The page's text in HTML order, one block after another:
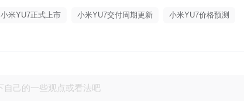
小米YU7正式上市 小米YU7交付周期更新 小米YU7价格预测